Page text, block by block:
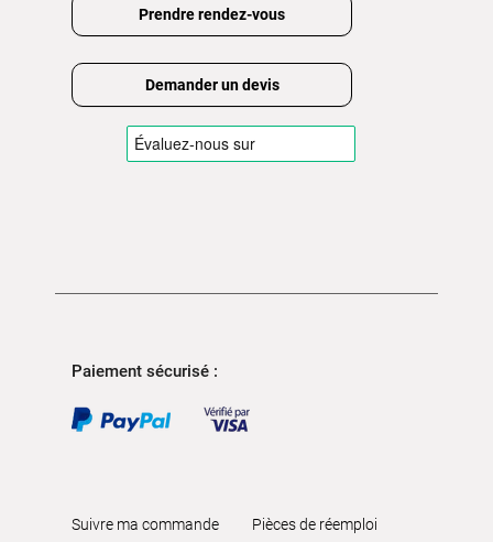
Prendre rendez-vous
Demander un devis
Paiement sécurisé :
Suivre ma commande
Pièces de réemploi